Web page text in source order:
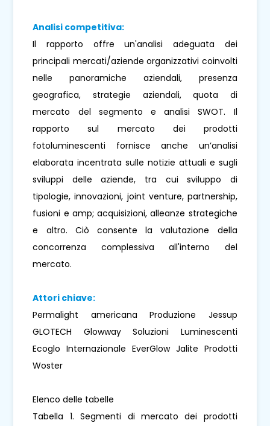
Analisi competitiva:
Il rapporto offre un'analisi adeguata dei
principali mercati/aziende organizzativi coinvolti
nelle panoramiche aziendali, presenza
geografica, strategie aziendali, quota di
mercato del segmento e analisi SWOT. Il
rapporto sul mercato dei prodotti
fotoluminescenti fornisce anche un’analisi
elaborata incentrata sulle notizie attuali e sugli
sviluppi delle aziende, tra cui sviluppo di
tipologie, innovazioni, joint venture, partnership,
fusioni e amp; acquisizioni, alleanze strategiche
e altro. Ciò consente la valutazione della
concorrenza complessiva all'interno del
mercato.
Attori chiave:
Permalight americana Produzione Jessup
GLOTECH Glowway Soluzioni Luminescenti
Ecoglo Internazionale EverGlow Jalite Prodotti
Woster
Elenco delle tabelle
Tabella 1. Segmenti di mercato dei prodotti